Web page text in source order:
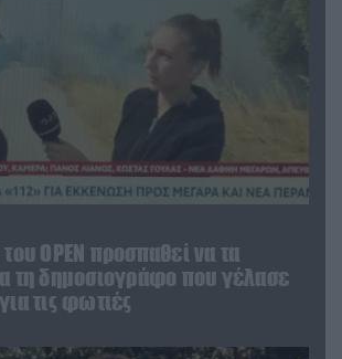
OPEN προσπαθεί να τα
τη δημοσιογράφο που γέλασε
τις φωτιές